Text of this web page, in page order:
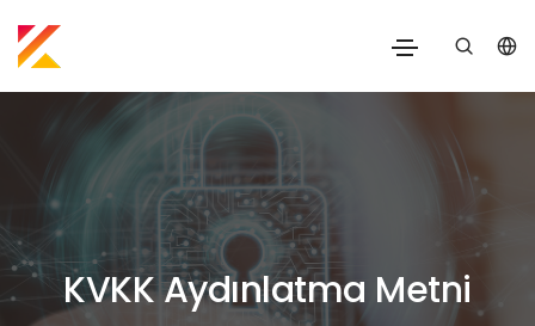
KVKK Aydınlatma Metni